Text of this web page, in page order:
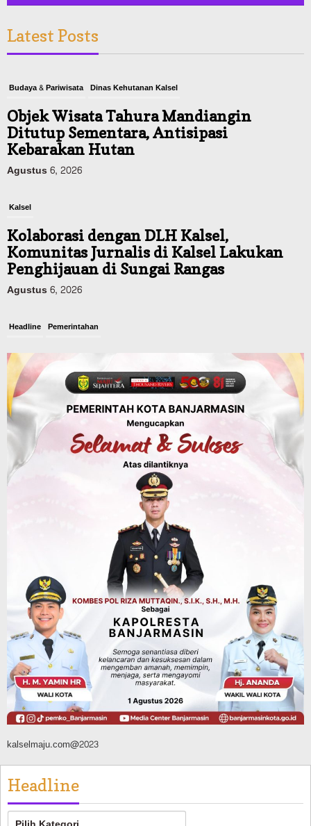
Latest Posts
Objek Wisata Tahura Mandiangin
Ditutup Sementara, Antisipasi
Kebarakan Hutan
Agustus 6, 2026
Kolaborasi dengan DLH Kalsel,
Komunitas Jurnalis di Kalsel Lakukan
Penghijauan di Sungai Rangas
Agustus 6, 2026
Kekeringan Imbas Kemaru, Stok Pangan
di Kalsel Aman?
Agustus 6, 2026
Advertorial Pemkab Balangan
Sambut HUT RI ke-81, Balangan Gelar
Turnamen Mini Soccer Piala Bupati Cup,
Berlangsung hingga 15 Agustus
Pemkab Balangan
Balangan Juara 1 Lomba B2SA Kalsel, TP
PKK Desa Putat Basiun Andalkan Pangan
Lokal Labu dan Ubi
Agustus 6, 2026
kalselmaju.com@2023
Headline
Headline